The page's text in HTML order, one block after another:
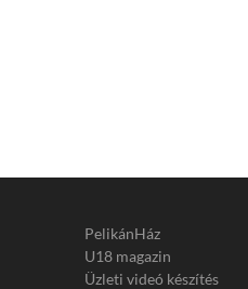
PelikánHáz
U18 magazin
Üzleti videó készítés